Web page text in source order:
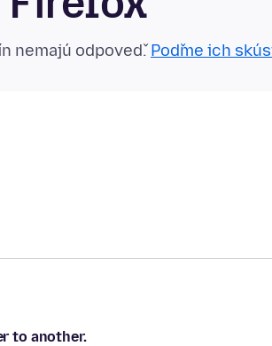
nemajú odpoveď.Poďme ich
to another.